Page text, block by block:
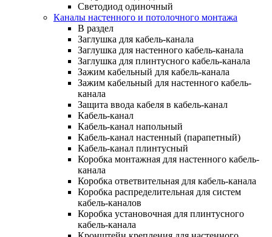
Светодиод одиночный
Каналы настенного и потолочного монтажа
В раздел
Заглушка для кабель-канала
Заглушка для настенного кабель-канала
Заглушка для плинтусного кабель-канала
Зажим кабельный для кабель-канала
Зажим кабельный для настенного кабель-
канала
Защита ввода кабеля в кабель-канал
Кабель-канал
Кабель-канал напольный
Кабель-канал настенный (парапетный)
Кабель-канал плинтусный
Коробка монтажная для настенного кабель-
канала
Коробка ответвительная для кабель-канала
Коробка распределительная для систем
кабель-каналов
Коробка установочная для плинтусного
кабель-канала